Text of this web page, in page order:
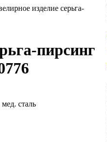
изделие cерьга-
пирсинг
сталь